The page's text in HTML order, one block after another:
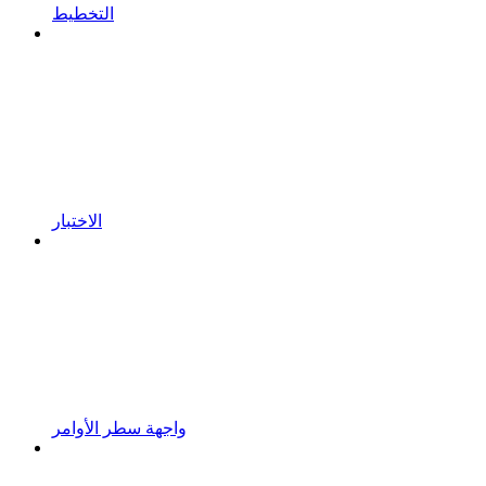
التخطيط
الاختبار
واجهة سطر الأوامر